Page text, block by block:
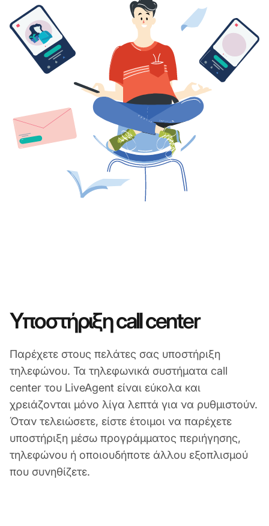
Υποστήριξη call center
Παρέχετε στους πελάτες σας υποστήριξη
τηλεφώνου. Τα τηλεφωνικά συστήματα call
center του LiveAgent είναι εύκολα και
χρειάζονται μόνο λίγα λεπτά για να ρυθμιστούν.
Όταν τελειώσετε, είστε έτοιμοι να παρέχετε
υποστήριξη μέσω προγράμματος περιήγησης,
τηλεφώνου ή οποιουδήποτε άλλου εξοπλισμού
που συνηθίζετε.